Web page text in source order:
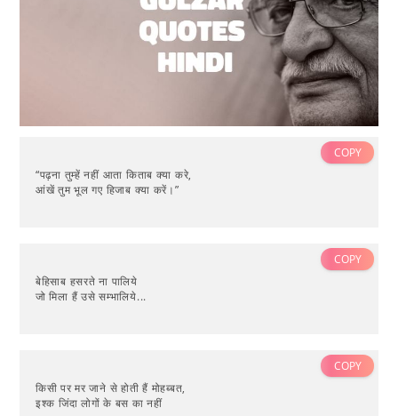
“पढ़ना तुम्हें नहीं आता किताब क्या करे,
आंखें तुम भूल गए हिजाब क्या करें।”
COPY
बेहिसाब हसरते ना पालिये
जो मिला हैं उसे सम्भालिये...
COPY
किसी पर मर जाने से होती हैं मोहब्बत,
इश्क जिंदा लोगों के बस का नहीं
COPY